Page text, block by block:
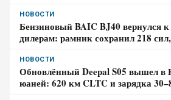
НОВОСТИ
Бензиновый BAIC BJ40 вернулся
дилерам: рамник сохранил 218 сил,
НОВОСТИ
Обновлённый Deepal S05 вышел в
юаней: 620 км CLTC и зарядка